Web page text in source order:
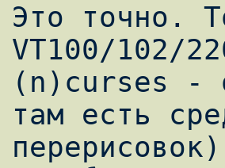
Это точно.
VT100/102/
(n)curses -
там есть